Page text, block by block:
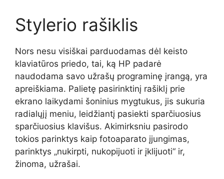
Stylerio rašiklis
Nors nesu visiškai parduodamas dėl keisto
klaviatūros priedo, tai, ką HP padarė
naudodama savo užrašų programinę įrangą, yra
apreiškiama. Palietę pasirinktinį rašiklį prie
ekrano laikydami šoninius mygtukus, jis sukuria
radialųjį meniu, leidžiantį pasiekti sparčiuosius
sparčiuosius klavišus. Akimirksniu pasirodo
tokios parinktys kaip fotoaparato įjungimas,
parinktys „nukirpti, nukopijuoti ir įklijuoti“ ir,
žinoma, užrašai.